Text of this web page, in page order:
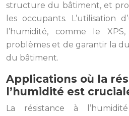
structure du bâtiment, et
les occupants. L’utilisation
l’humidité, comme le
problèmes et de garantir la
du bâtiment.
Applications où la
l’humidité est
La résistance à